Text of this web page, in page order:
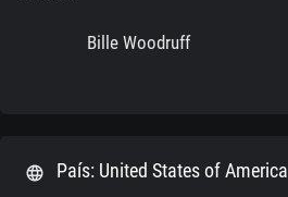
Bille Woodruff
language País: United States of America